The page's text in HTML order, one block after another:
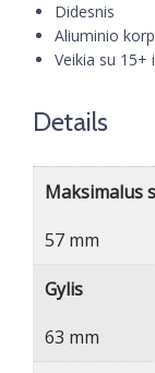
Didesnis
Aliuminio
Veikia su
Details
Maksimalus
57 mm
Gylis
63 mm